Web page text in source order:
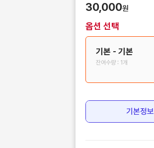
30,000원
옵션 선택
기본 - 기본
잔여수량 : 1개
기본정보